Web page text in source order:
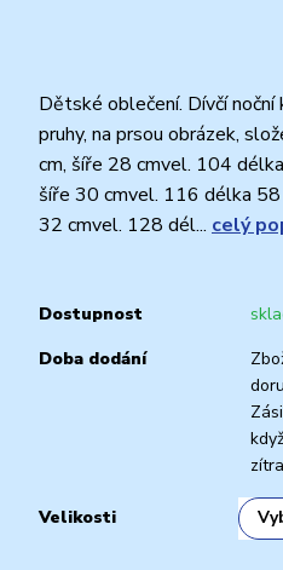
Dětské oblečení. Dívčí
pruhy, na prsou obrázek,
cm, šíře 28 cmvel. 104
šíře 30 cmvel. 116 délka
32 cmvel. 128 dél... celý
Dostupnost
Doba dodání
Velikosti